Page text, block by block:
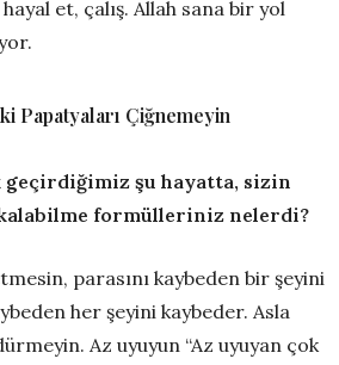
et, çalış. Allah sana bir yol
Papatyaları Çiğnemeyin
geçirdiğimiz şu hayatta, sizin
kalabilme formülleriniz nelerdi?
parasını kaybeden bir şeyini
her şeyini kaybeder. Asla
Az uyuyun “Az uyuyan çok